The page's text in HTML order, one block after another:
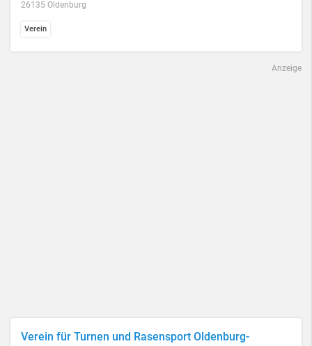
26135 Oldenburg
Verein
Anzeige
Verein für Turnen und Rasensport Oldenburg-